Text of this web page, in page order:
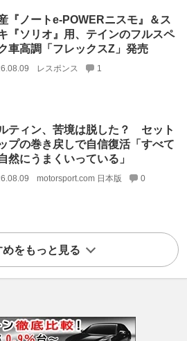
『ノートe-POWERニスモ』＆ス
『ソリオ』用、テインのフルスペ
車高調「フレックスZ」発売
レスポンス 1
ティン、苦境は脱した？ セット
プの巻き戻しで自信復活「すべて
然にうまくいっている」
motorsport.com 日本版 0
めをもっと見る